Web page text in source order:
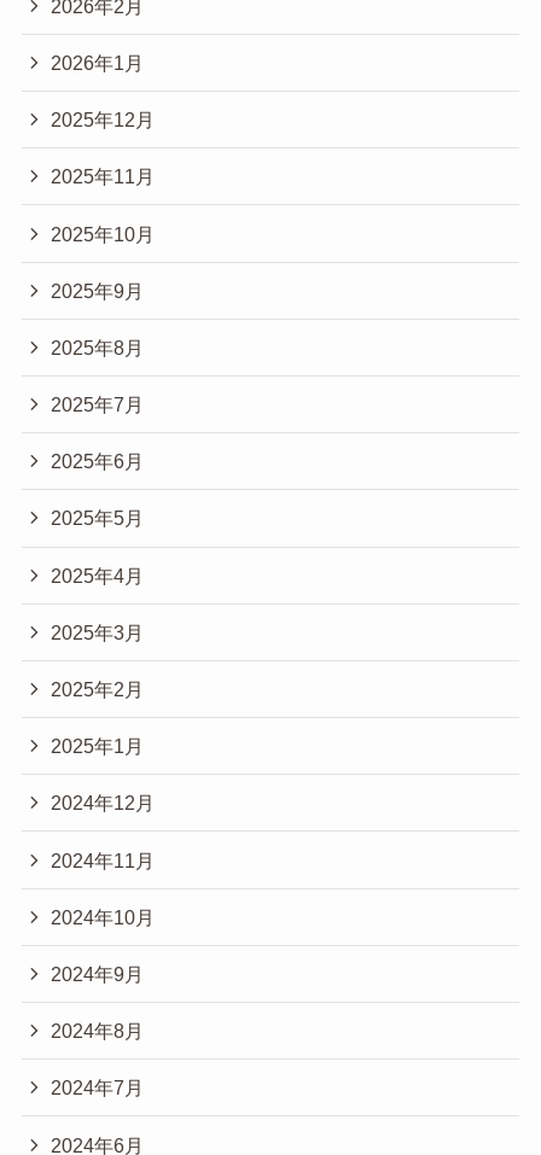
2026年2月
2026年1月
2025年12月
2025年11月
2025年10月
2025年9月
2025年8月
2025年7月
2025年6月
2025年5月
2025年4月
2025年3月
2025年2月
2025年1月
2024年12月
2024年11月
2024年10月
2024年9月
2024年8月
2024年7月
2024年6月